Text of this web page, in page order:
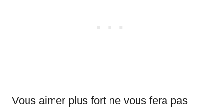
Vous aimer plus fort ne vous fera pas